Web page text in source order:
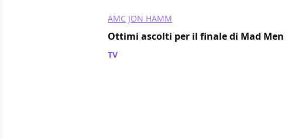
AMC JON HAMM
Ottimi ascolti per il finale di Mad Men
TV